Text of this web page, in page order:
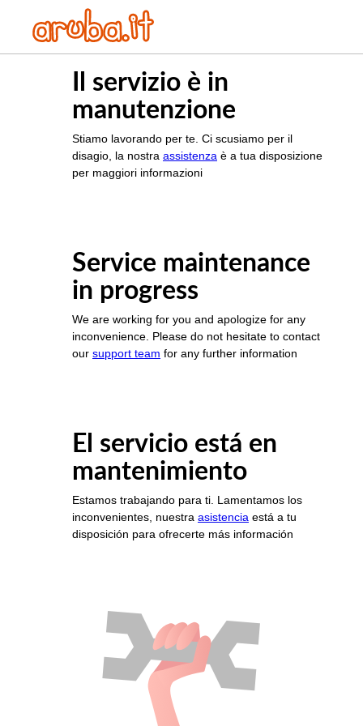
Il servizio è in
manutenzione
Stiamo lavorando per te. Ci scusiamo per il
disagio, la nostra assistenza è a tua disposizione
per maggiori informazioni
Service maintenance
in progress
We are working for you and apologize for any
inconvenience. Please do not hesitate to contact
our support team for any further information
El servicio está en
mantenimiento
Estamos trabajando para ti. Lamentamos los
inconvenientes, nuestra asistencia está a tu
disposición para ofrecerte más información